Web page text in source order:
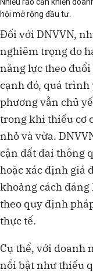
Nhiều rào cản khiến
hội mở rộng đầu tư.
Đối với DNVVN,
nghiêm trọng do
năng lực theo
cạnh đó, quá
phương vẫn chủ
trong khi thiếu cơ
nhỏ và vừa.
cận đất đai thông
hoặc xác định giá
khoảng cách
theo quy định
thực tế.
Cụ thể, với doanh
nổi bật như thiếu